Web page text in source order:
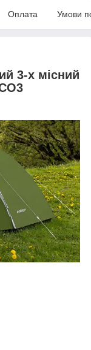
Оплата Умови
3-х місний